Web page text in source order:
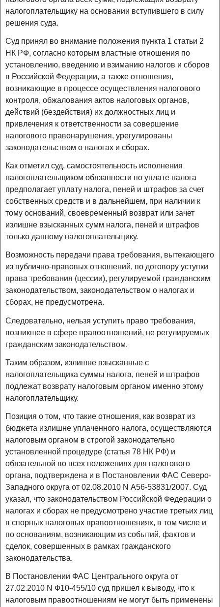
налогоплательщику на основании вступившего в силу
решения суда.
Суд принял во внимание положения пункта 1 статьи 2
НК РФ, согласно которым властные отношения по
установлению, введению и взиманию налогов и сборов
в Российской Федерации, а также отношения,
возникающие в процессе осуществления налогового
контроля, обжалования актов налоговых органов,
действий (бездействия) их должностных лиц и
привлечения к ответственности за совершение
налогового правонарушения, урегулированы
законодательством о налогах и сборах.
Как отметил суд, самостоятельность исполнения
налогоплательщиком обязанности по уплате налога
предполагает уплату налога, пеней и штрафов за счет
собственных средств и в дальнейшем, при наличии к
тому оснований, своевременный возврат или зачет
излишне взысканных сумм налога, пеней и штрафов
только данному налогоплательщику.
Возможность передачи права требования, вытекающего
из публично-правовых отношений, по договору уступки
права требования (цессии), регулируемой гражданским
законодательством, законодательством о налогах и
сборах, не предусмотрена.
Следовательно, нельзя уступить право требования,
возникшее в сфере правоотношений, не регулируемых
гражданским законодательством.
Таким образом, излишне взысканные с
налогоплательщика суммы налога, пеней и штрафов
подлежат возврату налоговым органом именно этому
налогоплательщику.
Позиция о том, что такие отношения, как возврат из
бюджета излишне уплаченного налога, осуществляются
налоговым органом в строгой законодательно
установленной процедуре (статья 78 НК РФ) и
обязательной во всех положениях для налогового
органа, подтверждена и в Постановлении ФАС Северо-
Западного округа от 02.08.2010 N А56-53831/2007. Суд
указал, что законодательством Российской Федерации о
налогах и сборах не предусмотрено участие третьих лиц
в спорных налоговых правоотношениях, в том числе и
по основаниям, возникающим из событий, фактов и
сделок, совершенных в рамках гражданского
законодательства.
В Постановлении ФАС Центрального округа от
27.02.2010 N Ф10-455/10 суд пришел к выводу, что к
налоговым правоотношениям не могут быть применены